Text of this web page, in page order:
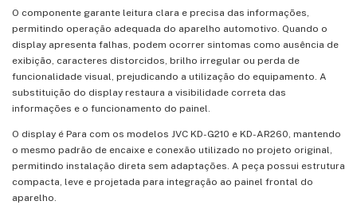
O componente garante leitura clara e precisa das informações,
permitindo operação adequada do aparelho automotivo. Quando o
display apresenta falhas, podem ocorrer sintomas como ausência de
exibição, caracteres distorcidos, brilho irregular ou perda de
funcionalidade visual, prejudicando a utilização do equipamento. A
substituição do display restaura a visibilidade correta das
informações e o funcionamento do painel.
O display é Para com os modelos JVC KD-G210 e KD-AR260, mantendo
o mesmo padrão de encaixe e conexão utilizado no projeto original,
permitindo instalação direta sem adaptações. A peça possui estrutura
compacta, leve e projetada para integração ao painel frontal do
aparelho.